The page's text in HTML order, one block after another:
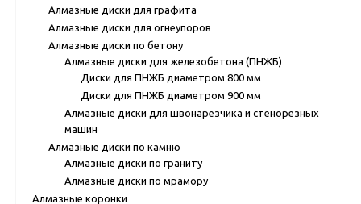
Алмазные диски для графита
Алмазные диски для огнеупоров
Алмазные диски по бетону
Алмазные диски для железобетона (ПНЖБ)
Диски для ПНЖБ диаметром 800 мм
Диски для ПНЖБ диаметром 900 мм
Алмазные диски для швонарезчика и стенорезных
машин
Алмазные диски по камню
Алмазные диски по граниту
Алмазные диски по мрамору
Алмазные коронки